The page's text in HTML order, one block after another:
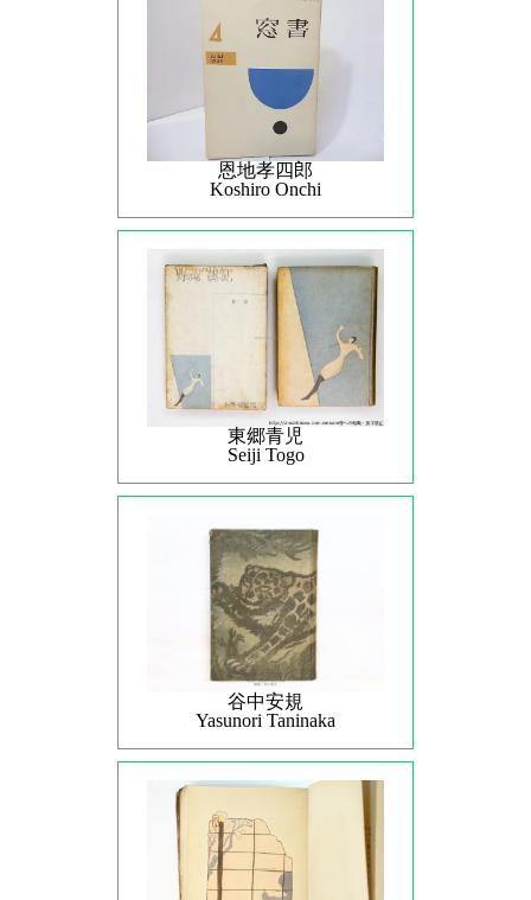
恩地孝四郎
Koshiro Onchi
東郷青児
Seiji Togo
谷中安規
Yasunori Taninaka